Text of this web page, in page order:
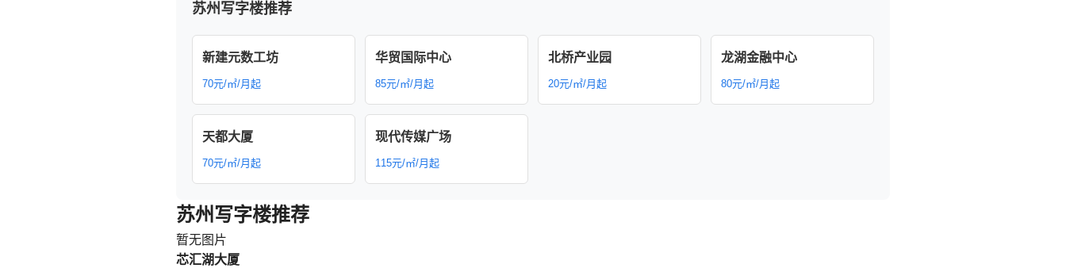
苏州写字楼推荐
新建元数工坊
70元/㎡/月起
华贸国际中心
85元/㎡/月起
北桥产业园
20元/㎡/月起
龙湖金融中心
80元/㎡/月起
天都大厦
70元/㎡/月起
现代传媒广场
115元/㎡/月起
苏州写字楼推荐
暂无图片
芯汇湖大厦